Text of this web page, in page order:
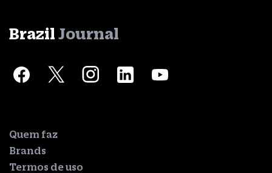
Brazil Journal
Quem faz
Brands
Termos de uso